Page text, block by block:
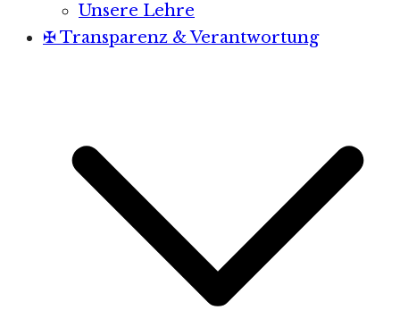
Unsere Lehre
✠ Transparenz & Verantwortung